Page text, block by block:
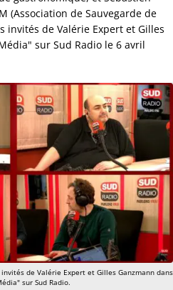
(Association de Sauvegarde de
invités de Valérie Expert et Gilles
sur Sud Radio le 6 avril
de Valérie Expert et Gilles Ganzmann dans
sur Sud Radio.